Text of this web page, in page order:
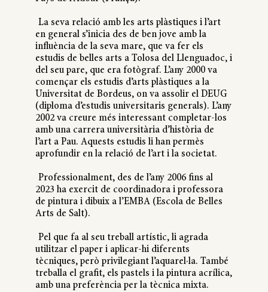
La seva relació amb les arts plàstiques i l’art
en general s’inicia des de ben jove amb la
influència de la seva mare, que va fer els
estudis de belles arts a Tolosa del Llenguadoc, i
del seu pare, que era fotògraf. L’any 2000 va
començar els estudis d’arts plàstiques a la
Universitat de Bordeus, on va assolir el DEUG
(diploma d’estudis universitaris generals). L’any
2002 va creure més interessant completar-los
amb una carrera universitària d’història de
l’art a Pau. Aquests estudis li han permès
aprofundir en la relació de l’art i la societat.
Professionalment, des de l’any 2006 fins al
2023 ha exercit de coordinadora i professora
de pintura i dibuix a l’EMBA (Escola de Belles
Arts de Salt).
Pel que fa al seu treball artístic, li agrada
utilitzar el paper i aplicar-hi diferents
tècniques, però privilegiant l’aquarel·la. També
treballa el grafit, els pastels i la pintura acrílica,
amb una preferència per la tècnica mixta.